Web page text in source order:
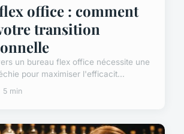
office : comment
transition
un bureau flex office nécessite une
pour maximiser l'efficacit...
5 min